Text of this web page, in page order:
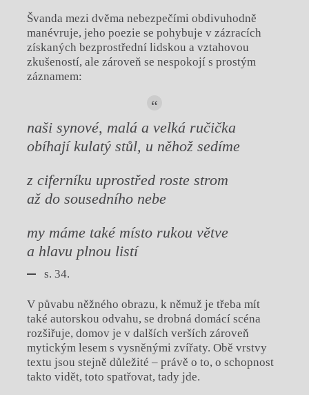
Švanda mezi dvěma nebezpečími obdivuhodně
manévruje, jeho poezie se pohybuje v zázracích
získaných bezprostřední lidskou a vztahovou
zkušeností, ale zároveň se nespokojí s prostým
záznamem:
naši synové, malá a velká ručička
obíhají kulatý stůl, u něhož sedíme
z ciferníku uprostřed roste strom
až do sousedního nebe
my máme také místo rukou větve
a hlavu plnou listí
s. 34.
V půvabu něžného obrazu, k němuž je třeba mít
také autorskou odvahu, se drobná domácí scéna
rozšiřuje, domov je v dalších verších zároveň
mytickým lesem s vysněnými zvířaty. Obě vrstvy
textu jsou stejně důležité – právě o to, o schopnost
takto vidět, toto spatřovat, tady jde.